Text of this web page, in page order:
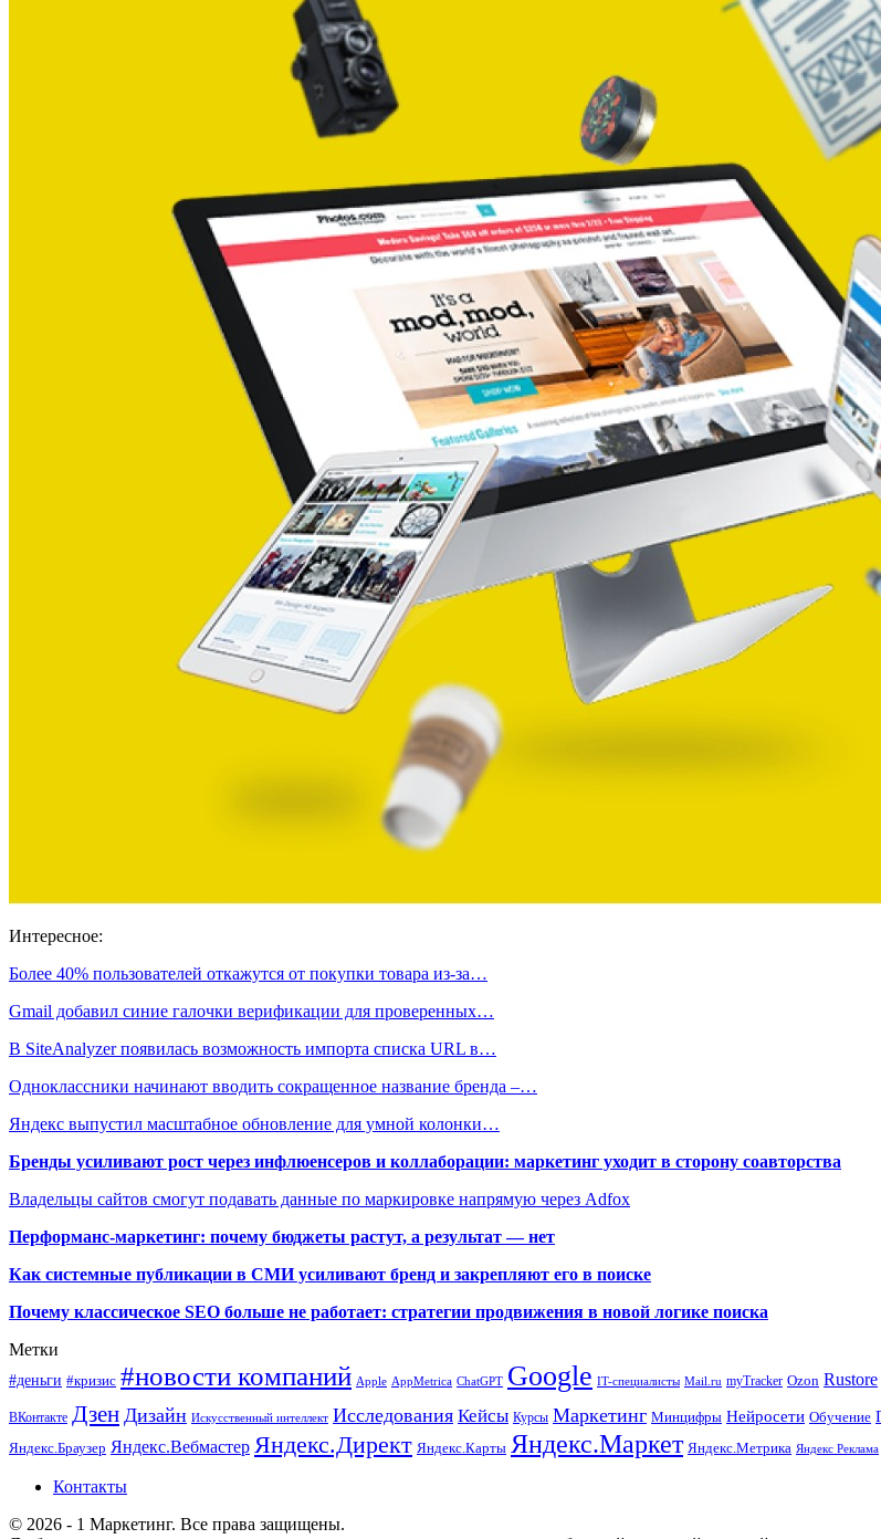
Интересное:
Более 40% пользователей откажутся от покупки товара из-за…
Gmail добавил синие галочки верификации для проверенных…
В SiteAnalyzer появилась возможность импорта списка URL в…
Одноклассники начинают вводить сокращенное название бренда –…
Яндекс выпустил масштабное обновление для умной колонки…
Бренды усиливают рост через инфлюенсеров и коллаборации: маркетинг уходит в сторону соавторства
Владельцы сайтов смогут подавать данные по маркировке напрямую через Adfox
Перформанс-маркетинг: почему бюджеты растут, а результат — нет
Как системные публикации в СМИ усиливают бренд и закрепляют его в поиске
Почему классическое SEO больше не работает: стратегии продвижения в новой логике поиска
Метки
#деньги #кризис #новости компаний Apple AppMetrica ChatGPT Google IT-специалисты Mail.ru myTracker Ozon Rustore
ВКонтакте Дзен Дизайн Искусственный интеллект Исследования Кейсы Курсы Маркетинг Минцифры Нейросети Обучение
Яндекс.Браузер Яндекс.Вебмастер Яндекс.Директ Яндекс.Карты Яндекс.Маркет Яндекс.Метрика Яндекс Реклама
Контакты
© 2026 - 1 Маркетинг. Все права защищены.